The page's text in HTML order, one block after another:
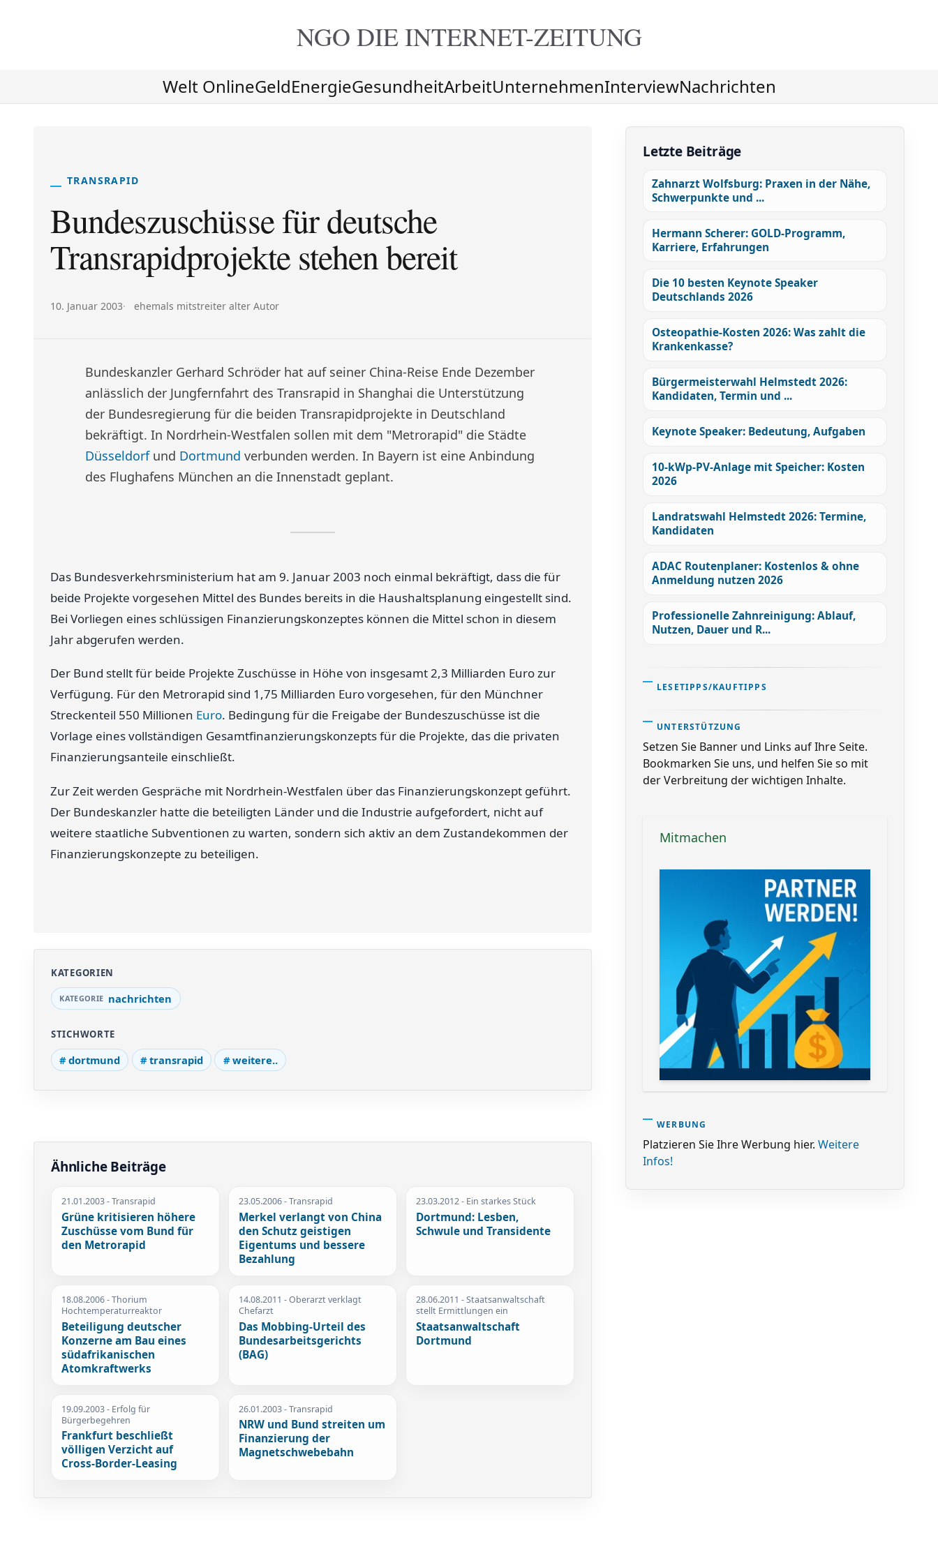
NGO DIEINTERNET-ZEITUNG
Welt OnlineGeldEnergieGesundheitArbeitUnternehmenInterviewNachrichten
TRANSRAPID
Bundeszuschüsse für deutsche
Transrapidprojekte stehen bereit
Veröffentlicht am:
10. Januar 2003 Autor:
ehemals mitstreiter alter Autor
Bundeskanzler Gerhard Schröder hat auf seiner China-Reise Ende Dezember
anlässlich der Jungfernfahrt des Transrapid in Shanghai die Unterstützung
der Bundesregierung für die beiden Transrapidprojekte in Deutschland
bekräftigt. In Nordrhein-Westfalen sollen mit dem "Metrorapid" die Städte
Düsseldorfund Dortmund verbunden werden. In Bayern ist eine Anbindung
des Flughafens München an die Innenstadt geplant.
Das Bundesverkehrsministerium hat am 9. Januar 2003 noch einmal bekräftigt, dass die für
beide Projekte vorgesehen Mittel des Bundes bereits in die Haushaltsplanung eingestellt sind.
Bei Vorliegen eines schlüssigen Finanzierungskonzeptes können die Mittel schon in diesem
Jahr abgerufen werden.
Der Bund stellt für beide Projekte Zuschüsse in Höhe von insgesamt 2,3 Milliarden Euro zur
Verfügung. Für den Metrorapid sind 1,75 Milliarden Euro vorgesehen, für den Münchner
Streckenteil 550 Millionen Euro. Bedingung für die Freigabe der Bundeszuschüsse ist die
Vorlage eines vollständigen Gesamtfinanzierungskonzepts für die Projekte, das die privaten
Finanzierungsanteile einschließt.
Zur Zeit werden Gespräche mit Nordrhein-Westfalen über das Finanzierungskonzept geführt.
Der Bundeskanzler hatte die beteiligten Länder und die Industrie aufgefordert, nicht auf
weitere staatliche Subventionen zu warten, sondern sich aktiv an dem Zustandekommen der
Finanzierungskonzepte zu beteiligen.
KATEGORIEN
nachrichten
STICHWORTE
dortmund transrapid weitere..
Ähnliche Beiträge
21.01.2003- Transrapid
Grüne kritisieren höhere
Zuschüsse vom Bund für
den Metrorapid
23.05.2006- Transrapid
Merkel verlangt von China
den Schutz geistigen
Eigentums und bessere
Bezahlung
23.03.2012- Ein starkes Stück
Dortmund: Lesben,
Schwule und Transidente
18.08.2006- Thorium
Hochtemperaturreaktor
Beteiligung deutscher
Konzerne am Bau eines
südafrikanischen
Atomkraftwerks
14.08.2011 - Oberarzt verklagt
Chefarzt
Das Mobbing-Urteil des
Bundesarbeitsgerichts
(BAG)
28.06.2011 - Staatsanwaltschaft
stellt Ermittlungen ein
Staatsanwaltschaft
Dortmund
19.09.2003- Erfolg für
Bürgerbegehren
Frankfurt beschließt
völligen Verzicht auf
Cross-Border-Leasing
26.01.2003- Transrapid
NRW und Bund streiten um
Finanzierung der
Magnetschwebebahn
Letzte Beiträge
Zahnarzt Wolfsburg: Praxen in der Nähe,
Schwerpunkte und ...
Hermann Scherer: GOLD-Programm,
Karriere, Erfahrungen
Die 10 besten Keynote Speaker
Deutschlands 2026
Osteopathie-Kosten 2026: Was zahlt die
Krankenkasse?
Bürgermeisterwahl Helmstedt 2026:
Kandidaten, Termin und ...
Keynote Speaker: Bedeutung, Aufgaben
10-kWp-PV-Anlage mit Speicher: Kosten
2026
Landratswahl Helmstedt 2026: Termine,
Kandidaten
ADAC Routenplaner: Kostenlos & ohne
Anmeldung nutzen 2026
Professionelle Zahnreinigung: Ablauf,
Nutzen, Dauer und R...
LESETIPPS/KAUFTIPPS
UNTERSTÜTZUNG
Setzen Sie Banner und Links auf Ihre Seite.
Bookmarken Sie uns, und helfen Sie so mit
der Verbreitung der wichtigen Inhalte.
Mitmachen
WERBUNG
Platzieren Sie Ihre Werbung hier. Weitere
Infos!